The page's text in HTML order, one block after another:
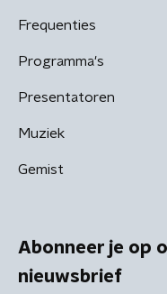
Frequenties
Programma's
Presentatoren
Muziek
Gemist
Abonneer je op
nieuwsbrief